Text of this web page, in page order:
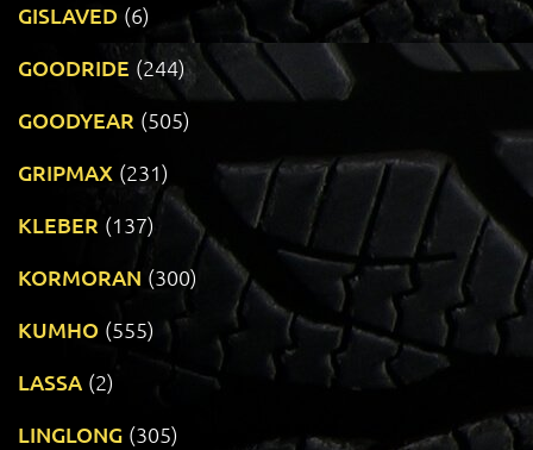
GISLAVED (6)
GOODRIDE (244)
GOODYEAR (505)
GRIPMAX (231)
KLEBER (137)
KORMORAN (300)
KUMHO (555)
LASSA (2)
LINGLONG (305)